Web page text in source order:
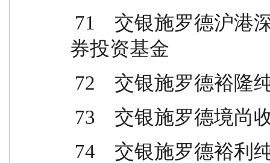
券投资基金
72    交银施罗德裕隆
73    交银施罗德境尚
74    交银施罗德裕利